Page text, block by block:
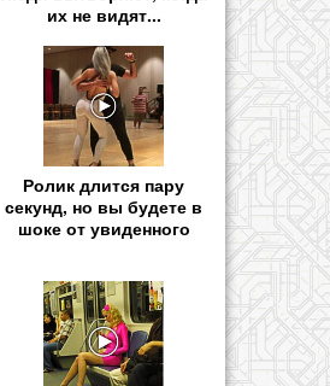
их не видят...
Ролик длится пару
секунд, но вы будете в
шоке от увиденного